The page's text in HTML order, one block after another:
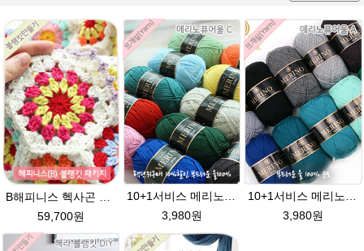
B해피니스 헥사곤 블랭킷뜨기★메리노퓨어울 DIY 재료 패키지(뜨개실 15타래+도안증정)/봄 블랭킷뜨기 / 가을 북유럽블랭킷 코바늘뜨기
59,700원
10+1서비스 메리노퓨어울 C 손뜨개질 털실 뜨개실 블랭킷뜨기실
3,980원
10+1서비스 메리노퓨어울 A 뜨개실 손뜨개질 목도리뜨기 블랭킷실
3,980원